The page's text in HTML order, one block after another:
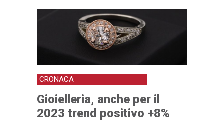
CRONACA
Gioielleria, anche per il
2023 trend positivo +8%